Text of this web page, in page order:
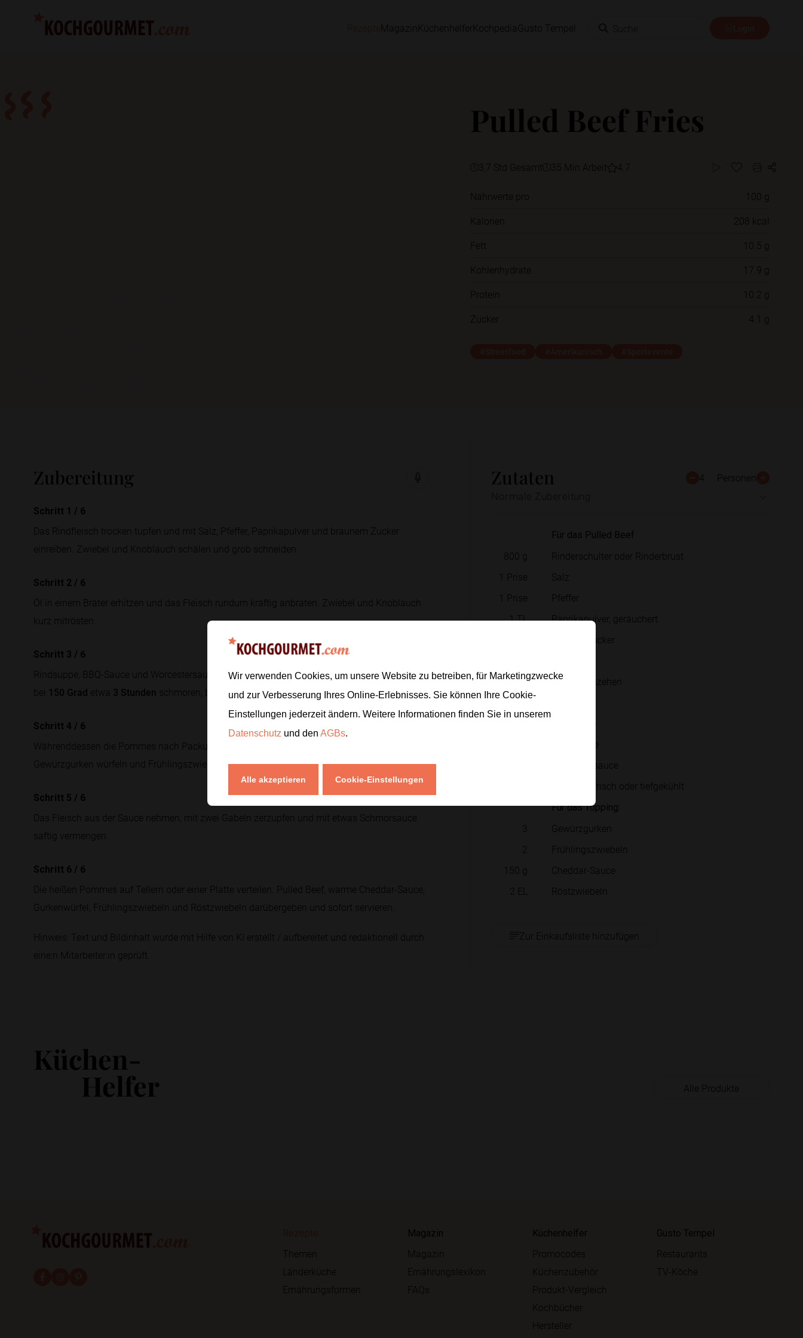
Magazin Küchenhelfer Kochpedia Gusto Tempel
Pulled Beef Fries
3,7 Std Gesamt 35 Min Arbeit 4.7
Nährwerte pro
100 g
Kalorien
208 kcal
Fett
10.5 g
Kohlenhydrate
17.9 g
Protein
10.2 g
Zucker
4.1 g
Zutaten 4 Personen
Für das Pulled Beef
800 g
Rinderschulter oder Rinderbrust
1 Prise
Salz
1 Prise
Pfeffer
1TL
Paprikapulver, geräuchert
brauner Zucker
2
Knoblauchzehen
1EL
BBQ-Sauce
Worcestersauce
Pommes, frisch oder tiefgekühlt
Für das Topping:
3
Gewürzgurken
2
Frühlingszwiebeln
150 g
Cheddar-Sauce
2 EL Röstzwiebeln
Zur Einkaufsliste hinzufügen
Zubereitung
Schritt 1 / 6
Das Rindfleisch trocken tupfen und mit Salz, Pfeffer, Paprikapulver und braunem Zucker
einreiben. Zwiebel und Knoblauch schälen und grob schneiden.
Schritt 2 / 6
Öl in einem Bräter erhitzen und das Fleisch rundum kräftig anbraten. Zwiebel und Knoblauch
kurz mitrösten.
Schritt 3 / 6
Rindsuppe, BBQ-Sauce und Worcestersauce dazugießen. Den Bräter abdecken und das Fleisch
bei 150 Grad etwa 3 Stunden schmoren, bis es weich zerfällt.
Schritt 4 / 6
Währenddessen die Pommes nach Packungsangabe im Ofen oder Airfryer knusprig backen.
Gewürzgurken würfeln und Frühlingszwiebeln in feine Ringe schneiden.
Schritt 5 / 6
Das Fleisch aus der Sauce nehmen, mit zwei Gabeln zerzupfen und mit etwas Schmorsauce
saftig vermengen.
Schritt 6 / 6
Die heißen Pommes auf Tellern oder einer Platte verteilen. Pulled Beef, warme Cheddar-Sauce,
Gurkenwürfel, Frühlingszwiebeln und Röstzwiebeln darübergeben und sofort servieren.
Hinweis: Text und Bildinhalt wurde mit Hilfe von KI erstellt / aufbereitet und redaktionell durch
eine:n Mitarbeiter:in geprüft.
Küchen-
Helfer Alle Produkte
Themen
Länderküche
Ernährungsformen
Magazin
Magazin
Ernährungslexikon
FAQs
Küchenhelfer
Promocodes
Küchenzubehör
Produkt-Vergleich
Kochbücher
Hersteller
Gusto Tempel
Restaurants
TV-Köche
Wir verwenden Cookies, um unsere Website zu betreiben, für Marketingzwecke
und zur Verbesserung Ihres Online-Erlebnisses. Sie können Ihre Cookie-
Einstellungen jederzeit ändern. Weitere Informationen finden Sie in unserem
Datenschutz und den AGBs.
Alle akzeptieren Cookie-Einstellungen